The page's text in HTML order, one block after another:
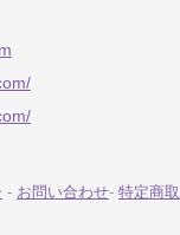
- お問い合わせ- 特定商